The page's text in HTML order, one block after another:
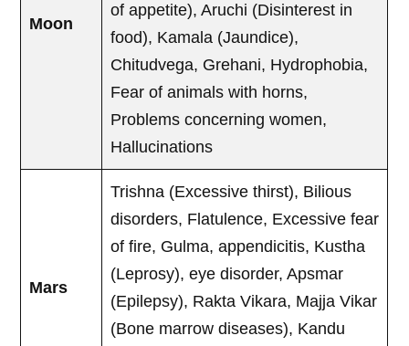
Moon
of appetite), Aruchi (Disinterest in
food), Kamala (Jaundice),
Chitudvega, Grehani, Hydrophobia,
Fear of animals with horns,
Problems concerning women,
Hallucinations
Mars
Trishna (Excessive thirst), Bilious
disorders, Flatulence, Excessive fear
of fire, Gulma, appendicitis, Kustha
(Leprosy), eye disorder, Apsmar
(Epilepsy), Rakta Vikara, Majja Vikar
(Bone marrow diseases), Kandu